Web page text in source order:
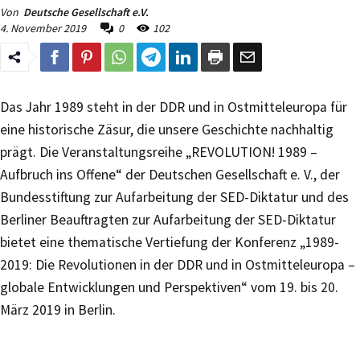
Von Deutsche Gesellschaft e.V.
4. November 2019
0 102
Das Jahr 1989 steht in der DDR und in Ostmitteleuropa für
eine historische Zäsur, die unsere Geschichte nachhaltig
prägt. Die Veranstaltungsreihe „REVOLUTION! 1989 –
Aufbruch ins Offene“ der Deutschen Gesellschaft e. V., der
Bundesstiftung zur Aufarbeitung der SED-Diktatur und des
Berliner Beauftragten zur Aufarbeitung der SED-Diktatur
bietet eine thematische Vertiefung der Konferenz „1989-
2019: Die Revolutionen in der DDR und in Ostmitteleuropa –
globale Entwicklungen und Perspektiven“ vom 19. bis 20.
März 2019 in Berlin.